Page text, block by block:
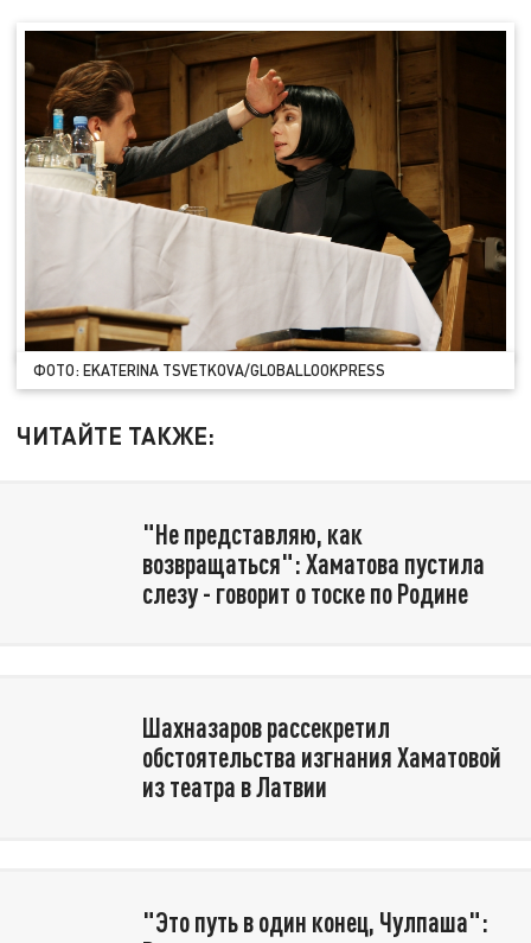
ФОТО: EKATERINA TSVETKOVA/GLOBALLOOKPRESS
ЧИТАЙТЕ ТАКЖЕ:
"Не представляю, как
возвращаться": Хаматова пустила
слезу - говорит о тоске по Родине
Шахназаров рассекретил
обстоятельства изгнания Хаматовой
из театра в Латвии
"Это путь в один конец, Чулпаша":